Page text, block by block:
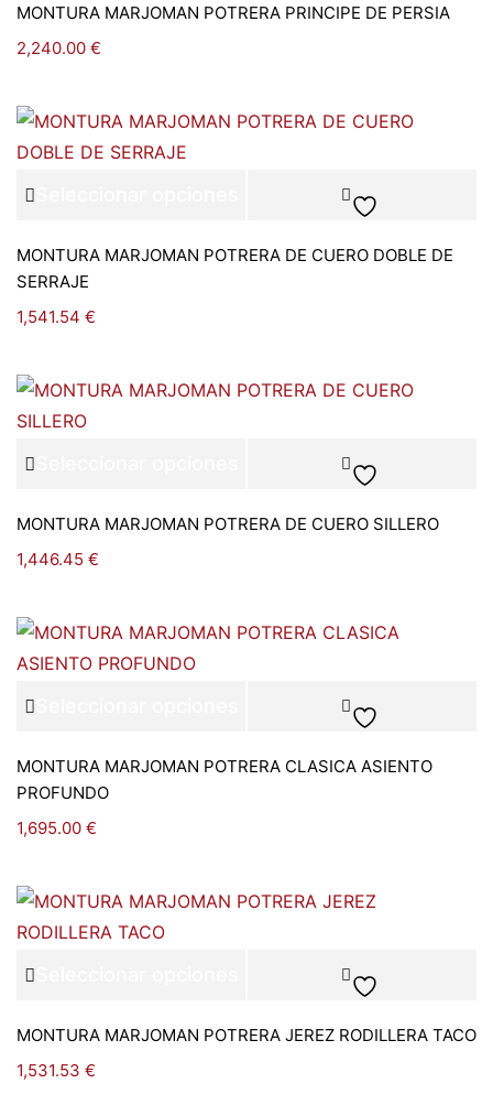
MONTURA MARJOMAN POTRERA PRINCIPE DE PERSIA
2,240.00 €
MONTURA MARJOMAN POTRERA DE CUERO DOBLE DE
SERRAJE
1,541.54 €
MONTURA MARJOMAN POTRERA DE CUERO SILLERO
1,446.45 €
MONTURA MARJOMAN POTRERA CLASICA ASIENTO
PROFUNDO
1,695.00 €
MONTURA MARJOMAN POTRERA JEREZ RODILLERA TACO
1,531.53 €